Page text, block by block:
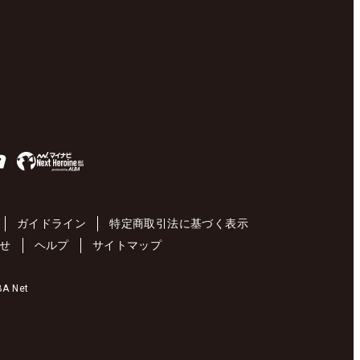
ガイドライン
特定商取引法に基づく表示
ヘルプ サイトマップ
Net